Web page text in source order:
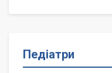
Педіатри